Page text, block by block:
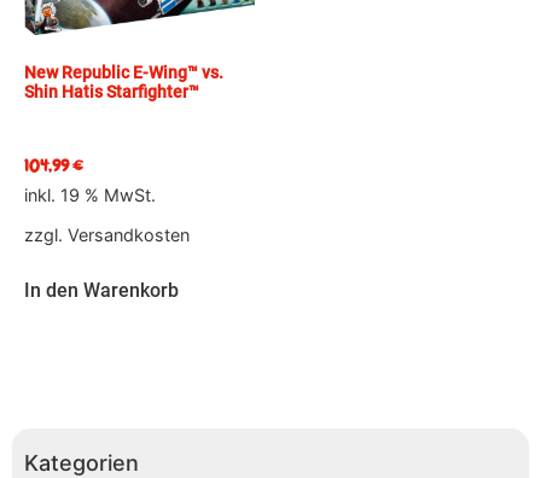
Kategorien
New Republic E-Wing™ vs.
Shin Hatis Starfighter™
104,99€
inkl. 19 % MwSt.
zzgl. Versandkosten
In den Warenkorb